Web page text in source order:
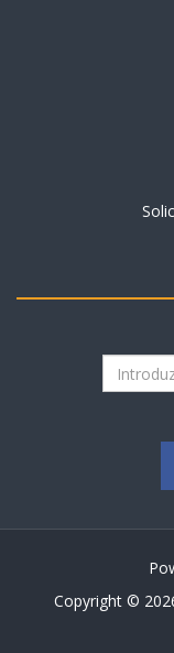
Copyright ©